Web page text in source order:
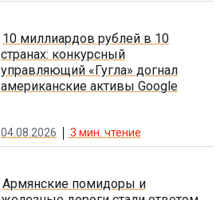
10 миллиардов рублей в 10
странах: конкурсный
управляющий «Гугла» догнал
американские активы Google
04.08.2026 3 мин. чтение
Армянские помидоры и